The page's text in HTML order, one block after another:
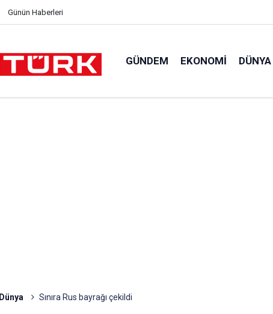
Günün Haberleri
GÜNDEM EKONOMI DÜNYA
Dünya Sınıra Rus bayrağı çekildi